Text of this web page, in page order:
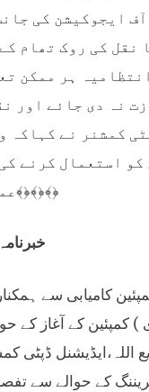
ایجوکیشن کی
کی روک تھام
ہر ممکن
نہ دی جائے اور
کمشنر نے کہاکہ
استعمال کرنے
عملی طور پر جدوجہد کرنا ہو گی ۔﴾﴿﴾﴿﴾﴿
خبرنامہ نمبر1072/
) کمپئین کے آغاز کے
اللہ،ایڈیشنل ڈپٹی
کے حوالے سے